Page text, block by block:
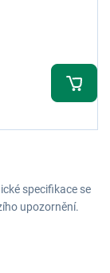
specifikace se
upozornění.